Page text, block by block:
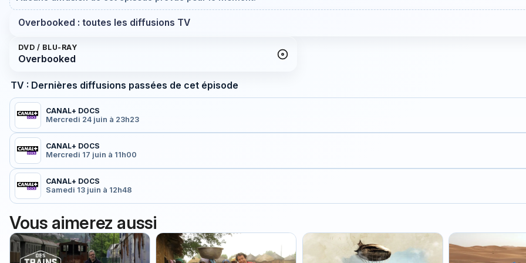
Overbooked : toutes les diffusions TV
DVD / BLU-RAY
Overbooked
TV : Dernières diffusions passées de cet épisode
CANAL+ DOCS
Mercredi 24 juin à 23h23
CANAL+ DOCS
Mercredi 17 juin à 11h00
CANAL+ DOCS
Samedi 13 juin à 12h48
Vous aimerez aussi